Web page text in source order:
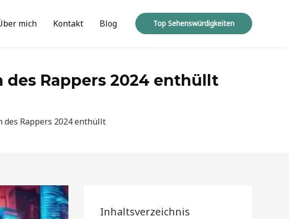
mich Kontakt Blog Top Sehenswürdigkeiten
des Rappers 2024 enthüllt
des Rappers 2024 enthüllt
Inhaltsverzeichnis